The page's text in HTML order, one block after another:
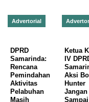
Advertorial
DPRD
Samarinda:
Rencana
Pemindahan
Aktivitas
Pelabuhan
Masih
Ketua
IV
Aksi
Hunter
Jangan
Sampai